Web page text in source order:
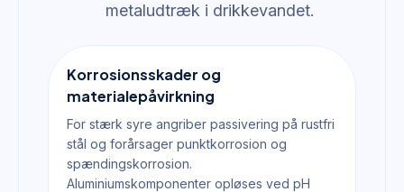
metaludtræk i drikkevandet.
Korrosionsskader og
materialepåvirkning
For stærk syre angriber passivering på rustfri
stål og forårsager punktkorrosion og
spændingskorrosion.
Aluminiumskomponenter opløses ved pH